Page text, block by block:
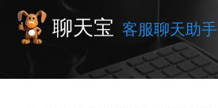
聊天宝 客服聊天助手